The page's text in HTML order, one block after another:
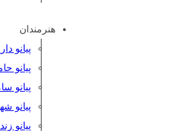
هنرمندان
پیانو
پیانو
پیانو
پیانو
پیانو